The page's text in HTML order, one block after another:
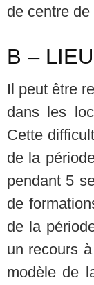
de centre de
B –
Il peut être
dans les
Cette
de la
pendant 5
de
de la
un recours
modèle de